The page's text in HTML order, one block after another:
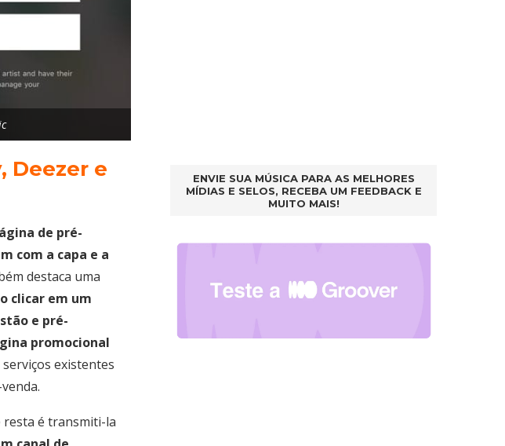
Deezer e
de pré-
com a capa e a
destaca uma
clicar em um
e pré-
promocional
serviços existentes
resta é transmiti-la
ENVIE SUA MÚSICA PARA AS MELHORES
MÍDIAS E SELOS, RECEBA UM FEEDBACK E
MUITO MAIS!